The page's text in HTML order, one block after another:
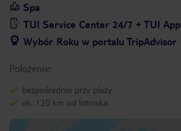
Spa
TUI Service Center 24/7 + TUI App
Wybór Roku w portalu TripAdvisor
Położenie:
bezpośrednio przy plaży
ok. 120 km od lotniska